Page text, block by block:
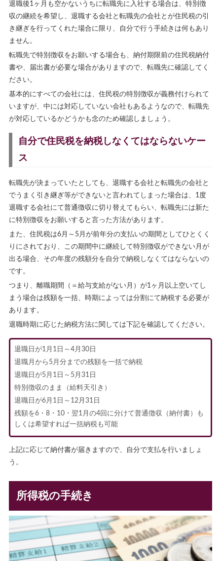
退職後1ヶ月も空かないうちに転職先に入社する場合は、特別徴
収の継続を希望し、退職する会社と転職先の会社とが住民税の引
き継ぎを行ってくれた場合に限り、自分で行う手続きは何もあり
ません。
転職先で特別徴収をお願いする場合も、納付期限前の住民税納付
書や、届出書が必要な場合がありますので、転職先に確認してく
ださい。
基本的にすべての会社には、住民税の特別徴収が義務付けられて
いますが、中には対応していない会社もあるようなので、転職先
が対応しているかどうかも念のため確認しましょう。
自分で住民税を納税しなくてはならないケー
ス
転職先が決まっていたとしても、退職する会社と転職先の会社と
でうまく引き継ぎ等ができないと言われてしまった場合は、1度
退職する会社にて普通徴収に切り替えてもらい、転職先には新た
に特別徴収をお願いすると言った方法があります。
また、住民税は6月～5月が前年分の支払いの期間としてひとくく
りにされており、この期間中に継続して特別徴収ができない月が
出る場合、その年度の残額分を自分で納税しなくてはならないの
です。
つまり、離職期間（＝給与支給がない月）が1ヶ月以上空いてし
まう場合は残額を一括、時期によっては分割にて納税する必要が
あります。
退職時期に応じた納税方法に関しては下記を確認してください。
退職日が1月1日～4月30日
退職月から5月分までの残額を一括で納税
退職日が5月1日～5月31日
特別徴収のまま（給料天引き）
退職日が6月1日～12月31日
残額を6・8・10・翌1月の4回に分けて普通徴収（納付書）も
しくは希望すれば一括納税も可能
上記に応じて納付書が届きますので、自分で支払を行いましょ
う。
所得税の手続き